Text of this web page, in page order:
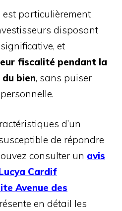
est particulièrement
disposant
et
fiscalité pendant la
bien, sans puiser
d’un
de répondre
consulter un avis
Cardif
Avenue des
en détail les